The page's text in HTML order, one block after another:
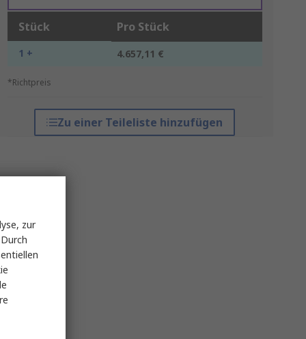
Stück Pro Stück
1 + 4.657,11 €
*Richtpreis
Zu einer Teileliste hinzufügen
zur